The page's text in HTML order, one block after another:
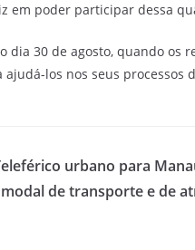
em poder participar dessa
dia 30 de agosto, quando os
los nos seus processos
urbano para
modal de transporte e de